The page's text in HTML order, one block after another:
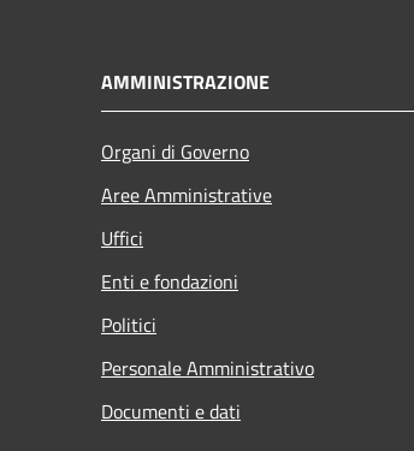
AMMINISTRAZIONE
Organi di Governo
Aree Amministrative
Uffici
Enti e fondazioni
Politici
Personale Amministrativo
Documenti e dati